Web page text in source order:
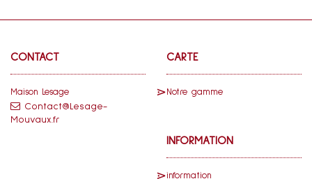
CONTACT
Maison Lesage
Contact@Lesage-
Mouvaux.fr
CARTE
Notre gamme
INFORMATION
information